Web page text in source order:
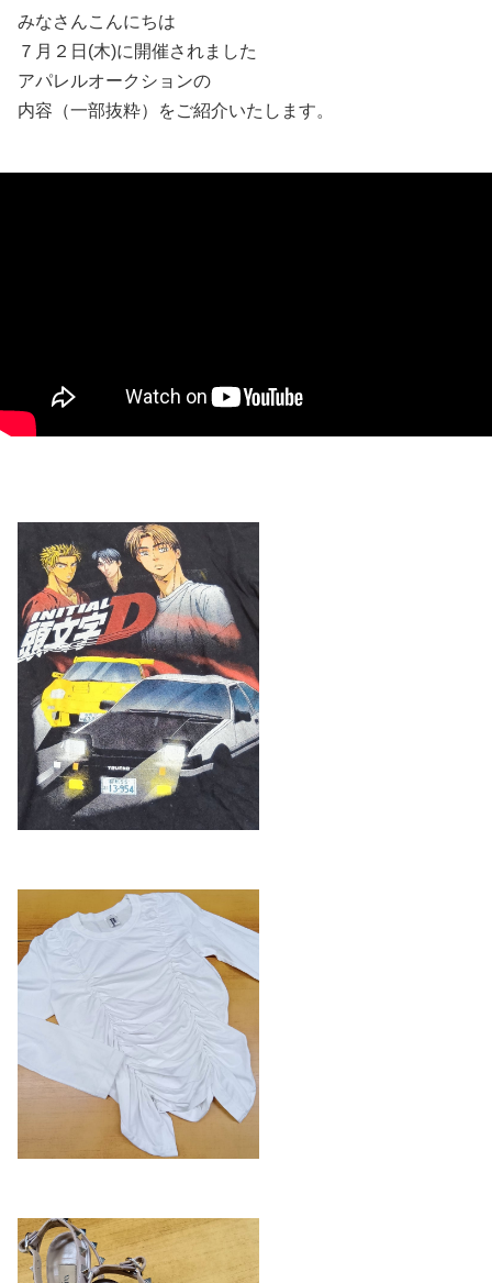
みなさんこんにちは
７月２日(木)に開催されました
アパレルオークションの
内容（一部抜粋）をご紹介いたします。